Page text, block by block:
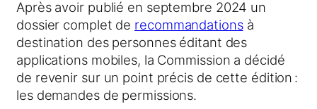
Après avoir publié en septembre 2024 un
dossier complet de recommandationsà
destination des personnes éditant des
applications mobiles, la Commission a décidé
de revenir sur un point précis de cette édition :
les demandes de permissions.